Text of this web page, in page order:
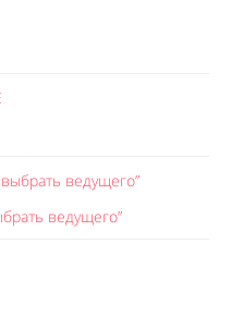
ведущего”